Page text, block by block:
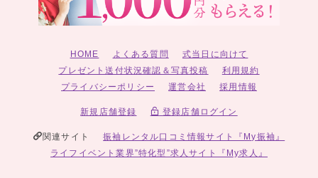
HOME よくある質問
式当日に向けて
プレゼント送付状況確認＆写真投稿
利用規約
プライバシーポリシー
運営会社 採用情報
新規店舗登録 登録店舗ログイン
関連サイト
振袖レンタル口コミ情報サイト『My振袖』
ライフイベント業界”特化型”求人サイト『My求人』